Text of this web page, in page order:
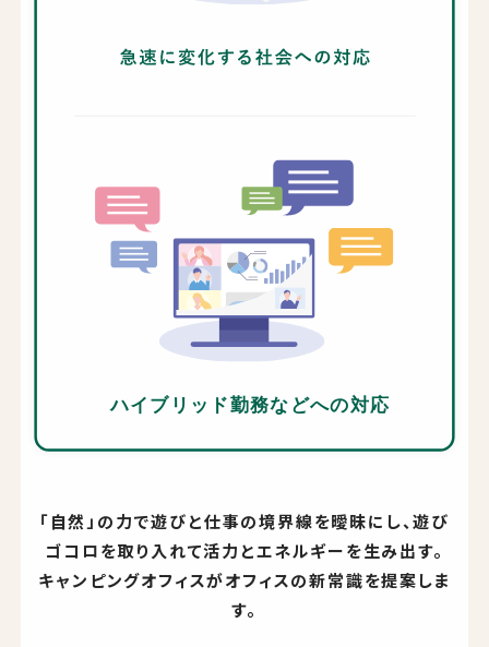
「⾃然」の力で遊びと仕事の境界線を曖昧にし、遊び
ゴコロを取り入れて活力とエネルギーを生み出す。
キャンピングオフィスがオフィスの新常識を提案しま
す。